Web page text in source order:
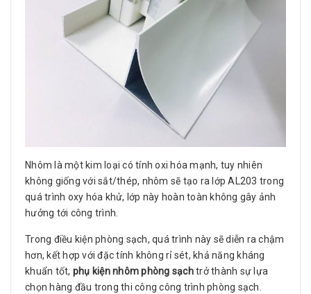
Nhôm là một kim loại có tính oxi hóa mạnh, tuy nhiên
không giống với sắt/thép, nhôm sẽ tạo ra lớp AL203 trong
quá trình oxy hóa khử, lớp này hoàn toàn không gây ảnh
hưởng tới công trình.
Trong điều kiện phòng sạch, quá trình này sẽ diễn ra chậm
hơn, kết hợp với đặc tính không rỉ sét, khả năng kháng
khuẩn tốt, phụ kiện nhôm phòng sạchtrở thành sự lựa
chọn hàng đầu trong thi công công trình phòng sạch.